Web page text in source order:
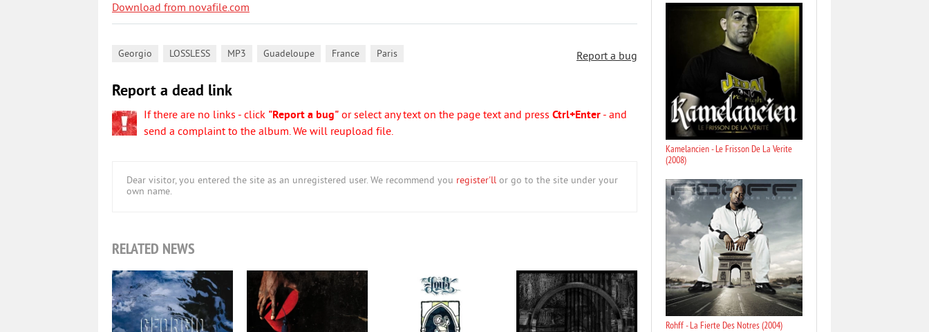
Download from novafile.com
Report a bug
Georgio LOSSLESS MP3 Guadeloupe France Paris
Report a dead link
If there are no links - click "Report a bug" or select any text on the page text and press Ctrl+Enter - and
send a complaint to the album. We will reupload file.
Dear visitor, you entered the site as an unregistered user. We recommend you register'll or go to the site under your
own name.
RELATED NEWS
Kamelancien - Le Frisson De La Verite
(2008)
Rohff - La Fierte Des Notres (2004)